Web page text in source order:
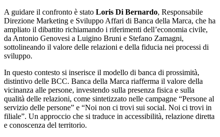
A guidare il confronto è stato Loris Di Bernardo, Responsabile
Direzione Marketing e Sviluppo Affari di Banca della Marca, che ha
ampliato il dibattito richiamando i riferimenti dell’economia civile,
da Antonio Genovesi a Luigino Bruni e Stefano Zamagni,
sottolineando il valore delle relazioni e della fiducia nei processi di
sviluppo.
In questo contesto si inserisce il modello di banca di prossimità,
distintivo delle BCC. Banca della Marca riafferma il valore della
vicinanza alle persone, investendo sulla presenza fisica e sulla
qualità delle relazioni, come sintetizzato nelle campagne “Persone al
servizio delle persone” e “Noi non ci trovi sui social. Noi ci trovi in
filiale”. Un approccio che si traduce in accessibilità, relazione diretta
e conoscenza del territorio.